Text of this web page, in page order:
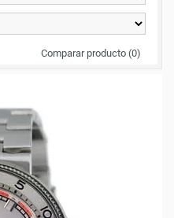
Comparar producto (0)